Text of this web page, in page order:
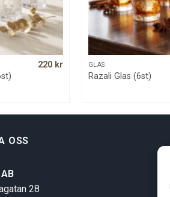
220 kr GLAS
Razali Glas (6st)
OSS
28